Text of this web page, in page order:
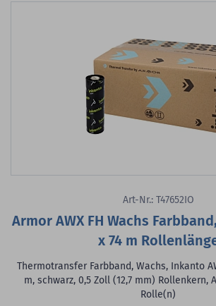
Art-Nr.: T47652IO
Armor AWX FH Wachs
x 74 m
Thermotransfer Farbband, Wachs, Inkanto
m, schwarz, 0,5 Zoll (12,7 mm) Rollenkern,
Rolle(n)